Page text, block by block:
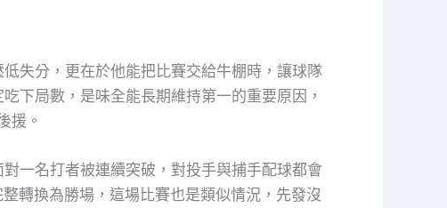
失分，更在於他能把比賽交給牛棚時，讓球隊
下局數，是味全能長期維持第一的重要原因，
援。
一名打者被連續突破，對投手與捕手配球都會
轉換為勝場，這場比賽也是類似情況，先發沒